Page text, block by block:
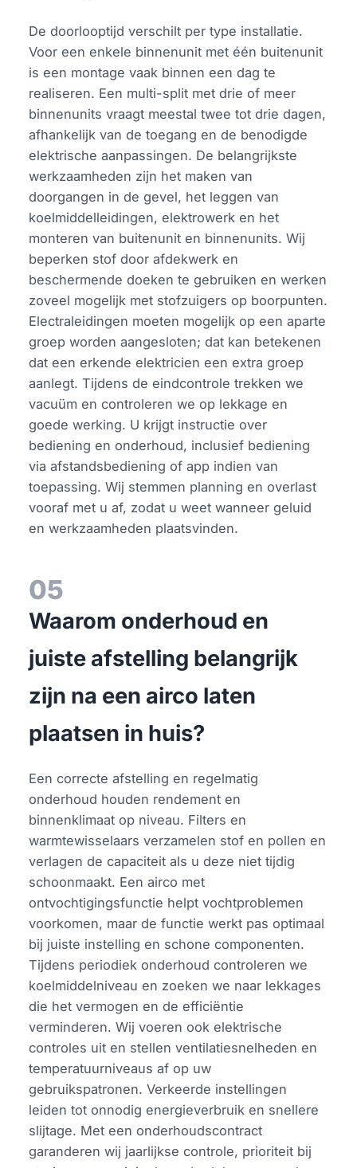
De doorlooptijd verschilt per type installatie.
Voor een enkele binnenunit met één buitenunit
is een montage vaak binnen een dag te
realiseren. Een multi-split met drie of meer
binnenunits vraagt meestal twee tot drie dagen,
afhankelijk van de toegang en de benodigde
elektrische aanpassingen. De belangrijkste
werkzaamheden zijn het maken van
doorgangen in de gevel, het leggen van
koelmiddelleidingen, elektrowerk en het
monteren van buitenunit en binnenunits. Wij
beperken stof door afdekwerk en
beschermende doeken te gebruiken en werken
zoveel mogelijk met stofzuigers op boorpunten.
Electraleidingen moeten mogelijk op een aparte
groep worden aangesloten; dat kan betekenen
dat een erkende elektricien een extra groep
aanlegt. Tijdens de eindcontrole trekken we
vacuüm en controleren we op lekkage en
goede werking. U krijgt instructie over
bediening en onderhoud, inclusief bediening
via afstandsbediening of app indien van
toepassing. Wij stemmen planning en overlast
vooraf met u af, zodat u weet wanneer geluid
en werkzaamheden plaatsvinden.
05
Waarom onderhoud en
juiste afstelling belangrijk
zijn na een airco laten
plaatsen in huis?
Een correcte afstelling en regelmatig
onderhoud houden rendement en
binnenklimaat op niveau. Filters en
warmtewisselaars verzamelen stof en pollen en
verlagen de capaciteit als u deze niet tijdig
schoonmaakt. Een airco met
ontvochtigingsfunctie helpt vochtproblemen
voorkomen, maar de functie werkt pas optimaal
bij juiste instelling en schone componenten.
Tijdens periodiek onderhoud controleren we
koelmiddelniveau en zoeken we naar lekkages
die het vermogen en de efficiëntie
verminderen. Wij voeren ook elektrische
controles uit en stellen ventilatiesnelheden en
temperatuurniveaus af op uw
gebruikspatronen. Verkeerde instellingen
leiden tot onnodig energieverbruik en snellere
slijtage. Met een onderhoudscontract
garanderen wij jaarlijkse controle, prioriteit bij